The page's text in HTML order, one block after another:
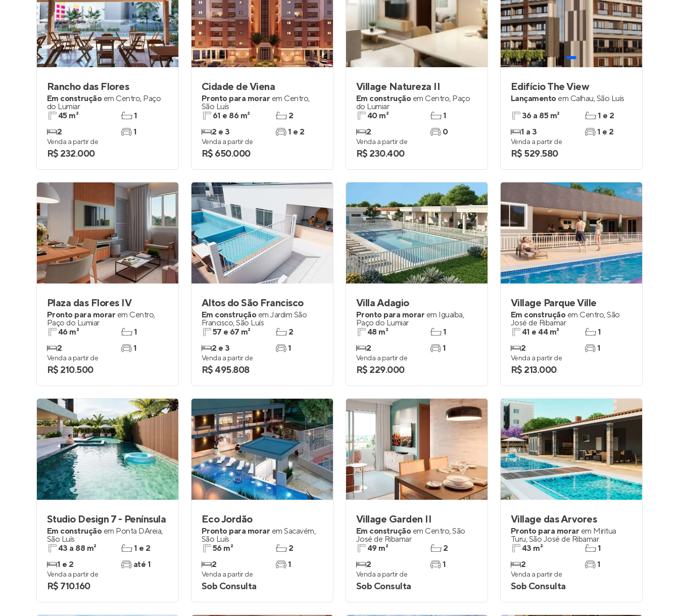
Rancho das Flores
Em construção em Centro, Paço
do Lumiar
45 m²
2
1
1
Venda a partir de
R$ 232.000
Cidade de Viena
Pronto para morar em Centro,
São Luís
61 e 86 m²
2 e 3
2
1 e 2
Venda a partir de
R$ 650.000
Village Natureza II
Em construção em Centro, Paço
do Lumiar
40 m²
2
1
0
Venda a partir de
R$ 230.400
Edifício The View
Lançamento em Calhau,São Luís
36 a 85 m²
1 a 3
1 e 2
1 e 2
Venda a partir de
R$ 529.580
Plaza das Flores IV
Pronto para morar em Centro,
Paço do Lumiar
46 m²
2
1
1
Venda a partir de
R$ 210.500
Altos do São Francisco
Em construção em Jardim São
Francisco,São Luís
57 e 67 m²
2 e 3
2
1
Venda a partir de
R$ 495.808
Villa Adagio
Pronto para morar em Iguaíba,
Paço do Lumiar
48 m²
2
1
1
Venda a partir de
R$ 229.000
Village Parque Ville
Em construção em Centro,São
José de Ribamar
41 e 44 m²
2
1
1
Venda a partir de
R$ 213.000
Studio Design 7 - Península
Em construção em Ponta DAreia,
São Luís
43 a 88 m²
1 e 2
1 e 2
até 1
Venda a partir de
R$ 710.160
Eco Jordão
Pronto para morar em Sacavém,
São Luís
56 m²
2
2
1
Venda a partir de
Sob Consulta
Village Garden II
Em construção em Centro,São
José de Ribamar
49 m²
2
2
1
Venda a partir de
Sob Consulta
Village das Arvores
Pronto para morar em Miritua
Turu,São José de Ribamar
43 m²
2
1
1
Venda a partir de
Sob Consulta